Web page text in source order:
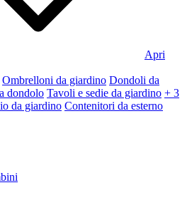
Apri
Ombrelloni da giardino Dondoli da
dondolo Tavoli e sedie da giardino + 3
da giardino Contenitori da esterno